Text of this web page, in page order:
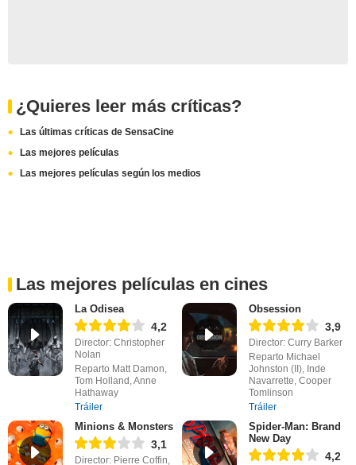
¿Quieres leer más críticas?
Las últimas críticas de SensaCine
Las mejores películas
Las mejores películas según los medios
Las mejores películas en cines
La Odisea
4,2
Director: Christopher
Nolan
Reparto Matt Damon,
Tom Holland, Anne
Hathaway
Tráiler
Obsession
3,9
Director: Curry Barker
Reparto Michael
Johnston (II), Inde
Navarrette, Cooper
Tomlinson
Tráiler
Minions & Monsters
3,1
Director: Pierre Coffin,
Spider-Man: Brand
New Day
4,2